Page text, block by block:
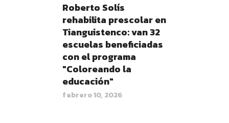
Roberto Solís
rehabilita prescolar en
Tianguistenco: van 32
escuelas beneficiadas
con el programa
"Coloreando la
educación"
febrero 10, 2026